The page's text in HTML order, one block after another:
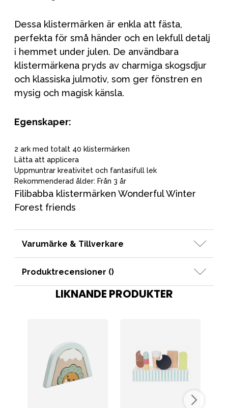
Dessa klistermärken är enkla att fästa,
perfekta för små händer och en lekfull detalj
i hemmet under julen. De användbara
klistermärkena pryds av charmiga skogsdjur
och klassiska julmotiv, som ger fönstren en
mysig och magisk känsla.
Egenskaper:
2 ark med totalt 40 klistermärken
Lätta att applicera
Uppmuntrar kreativitet och fantasifull lek
Rekommenderad ålder: Från 3 år
Filibabba klistermärken Wonderful Winter
Forest friends
Varumärke & Tillverkare
Produktrecensioner ()
LIKNANDE PRODUKTER